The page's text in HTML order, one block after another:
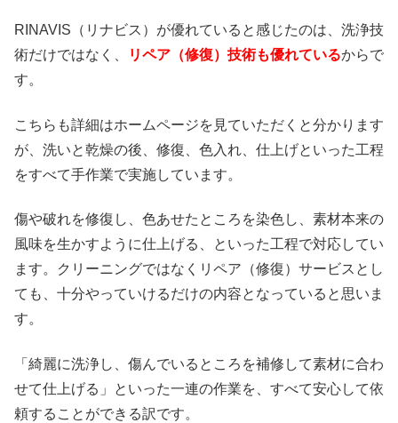
RINAVIS（リナビス）が優れていると感じたのは、洗浄技
術だけではなく、
リペア（修復）技術も優れているからで
す。
こちらも詳細はホームページを見ていただくと分かります
が、洗いと乾燥の後、修復、色入れ、仕上げといった工程
をすべて手作業で実施しています。
傷や破れを修復し、色あせたところを染色し、素材本来の
風味を生かすように仕上げる、といった工程で対応してい
ます。クリーニングではなくリペア（修復）サービスとし
ても、十分やっていけるだけの内容となっていると思いま
す。
「綺麗に洗浄し、傷んでいるところを補修して素材に合わ
せて仕上げる」といった一連の作業を、すべて安心して依
頼することができる訳です。